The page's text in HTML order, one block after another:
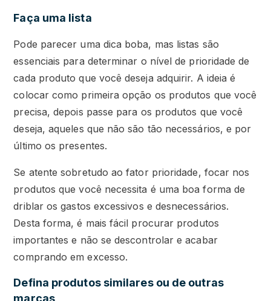
Faça uma lista
Pode parecer uma dica boba, mas listas são
essenciais para determinar o nível de prioridade de
cada produto que você deseja adquirir. A ideia é
colocar como primeira opção os produtos que você
precisa, depois passe para os produtos que você
deseja, aqueles que não são tão necessários, e por
último os presentes.
Se atente sobretudo ao fator prioridade, focar nos
produtos que você necessita é uma boa forma de
driblar os gastos excessivos e desnecessários.
Desta forma, é mais fácil procurar produtos
importantes e não se descontrolar e acabar
comprando em excesso.
Defina produtos similares ou de outras
marcas